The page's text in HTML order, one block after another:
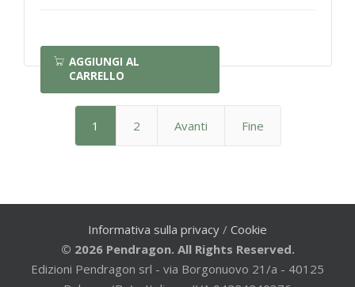
AGGIUNGI AL
CARRELLO
1 2 Avanti Fine
Informativa sulla privacy / Cookie
© 2026 Pendragon. All Rights Reserved.
Edizioni Pendragon srl - via Borgonuovo 21/a - 40125